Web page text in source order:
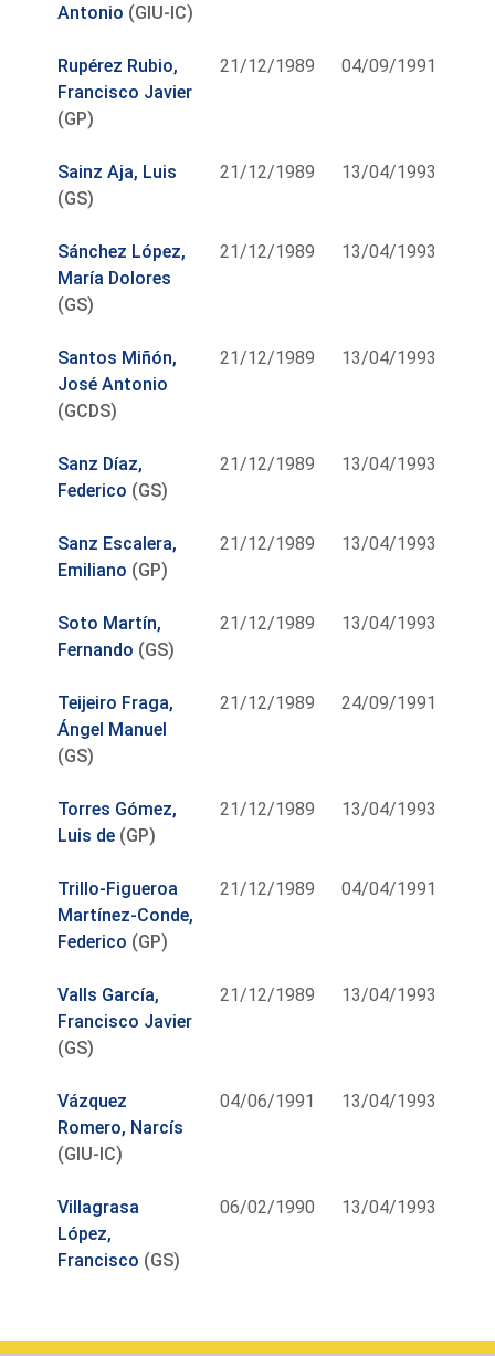
Antonio (GIU-IC)
Rupérez Rubio,
Francisco Javier
(GP)
21/12/1989 04/09/1991
Sainz Aja, Luis
(GS)
21/12/1989 13/04/1993
Sánchez López,
María Dolores
(GS)
21/12/1989 13/04/1993
Santos Miñón,
José Antonio
(GCDS)
21/12/1989 13/04/1993
Sanz Díaz,
Federico (GS)
21/12/1989 13/04/1993
Sanz Escalera,
Emiliano (GP)
21/12/1989 13/04/1993
Soto Martín,
Fernando (GS)
21/12/1989 13/04/1993
Teijeiro Fraga,
Ángel Manuel
(GS)
21/12/1989 24/09/1991
Torres Gómez,
Luis de (GP)
21/12/1989 13/04/1993
Trillo-Figueroa
Martínez-Conde,
Federico (GP)
21/12/1989 04/04/1991
Valls García,
Francisco Javier
(GS)
21/12/1989 13/04/1993
Vázquez
Romero, Narcís
(GIU-IC)
04/06/1991 13/04/1993
Villagrasa
López,
Francisco (GS)
06/02/1990 13/04/1993